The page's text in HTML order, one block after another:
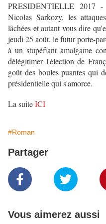
PRESIDENTIELLE 2017
Nicolas Sarkozy, les
lâchées et autant vous dire
jeudi 25 août, le futur porte-
à un stupéfiant amalgame
délégitimer l'élection de
goût des boules puantes qui
présidentielle qui s'amorce.
La suiteICI
#Roman
Partager
Vous aimerez aussi